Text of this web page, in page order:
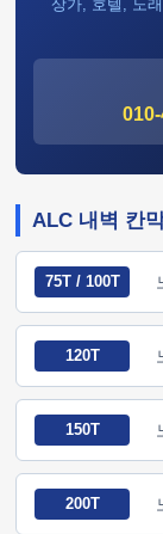
상가, 호텔, 노
ALC 내벽 칸
75T / 100T
120T
150T
200T